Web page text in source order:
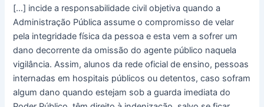
[…] incide a responsabilidade civil objetiva quando a
Administração Pública assume o compromisso de velar
pela integridade física da pessoa e esta vem a sofrer um
dano decorrente da omissão do agente público naquela
vigilância. Assim, alunos da rede oficial de ensino, pessoas
internadas em hospitais públicos ou detentos, caso sofram
algum dano quando estejam sob a guarda imediata do